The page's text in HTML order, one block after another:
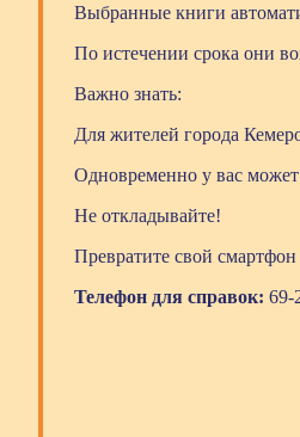
Выбранные книги
По истечении срока они
Важно знать:
Для жителей города
Одновременно у вас
Не откладывайте!
Превратите свой
Телефон для справок: 69-